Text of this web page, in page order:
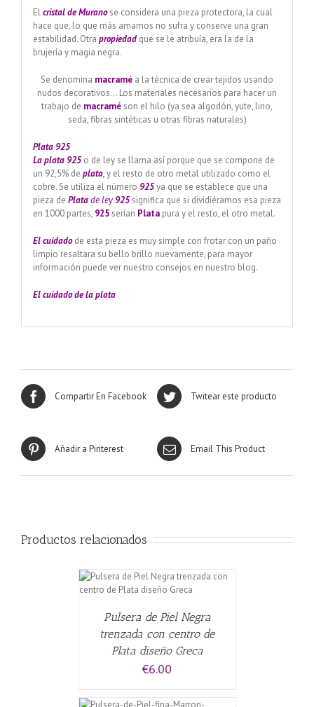
Elcristal deMuranose considera una pieza protectora, la cual
hace que, lo que más amamos no sufra y conserve una gran
estabilidad. Otra propiedadque se le atribuía, era la de la
brujería y magia negra.
Se denomina macramé a la técnica de crear tejidos usando
nudos decorativos… Los materiales necesarios para hacer un
trabajo de macramé son el hilo (ya sea algodón, yute, lino,
seda, fibras sintéticas u otras fibras naturales)
Plata 925
La plata 925o de ley se llama así porque que se compone de
un 92,5% de plata,y el resto de otro metal utilizado como el
cobre. Se utiliza el número 925ya que se establece que una
pieza de Platade ley925significa que si dividiéramos esa pieza
en 1000 partes, 925serían Platapura y el resto, el otro metal.
El cuidadode esta pieza es muy simple con frotar con un paño
limpio resaltara su bello brillo nuevamente, para mayor
información puede ver nuestro consejos en nuestro blog.
El cuidado dela plata
Compartir En Facebook Twitear este producto
Añadir a Pinterest Email This Product
Productos relacionados
Pulsera de Piel Negra
trenzada con centro de
Plata diseño Greca
€6.00